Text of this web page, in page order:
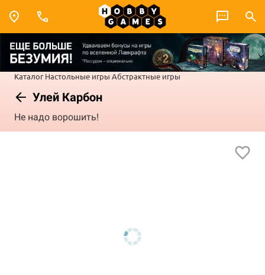
Каталог Настольные игры Абстрактные игры
Улей Карбон
Не надо ворошить!